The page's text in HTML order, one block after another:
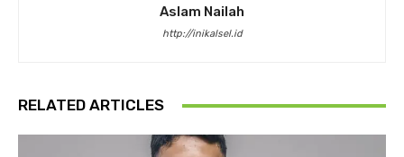
Aslam Nailah
http://inikalsel.id
RELATED ARTICLES